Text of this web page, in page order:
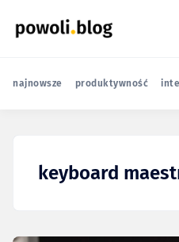
najnowsze produktywność
keyboard